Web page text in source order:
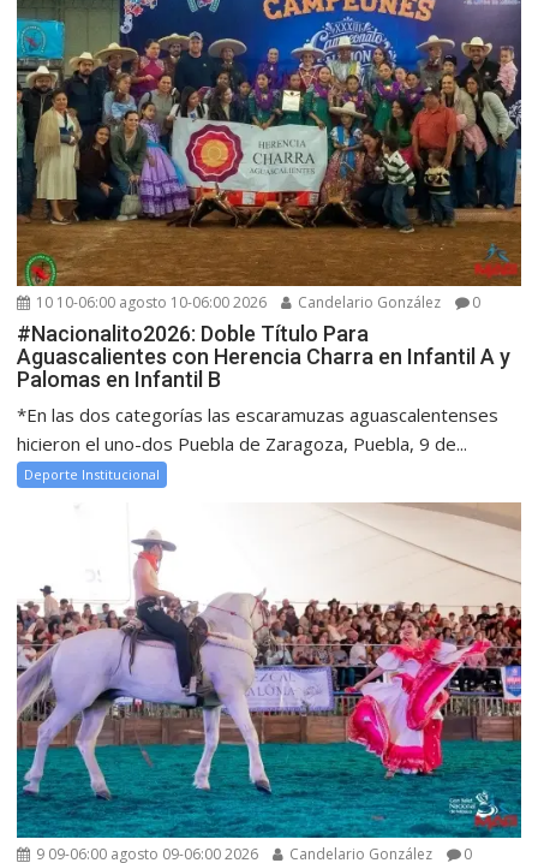
10 10-06:00 agosto 10-06:00 2026 Candelario González 0
#Nacionalito2026: Doble Título Para
Aguascalientes con Herencia Charra en Infantil A y
Palomas en Infantil B
*En las dos categorías las escaramuzas aguascalentenses
hicieron el uno-dos Puebla de Zaragoza, Puebla, 9 de...
Deporte Institucional
9 09-06:00 agosto 09-06:00 2026 Candelario González 0